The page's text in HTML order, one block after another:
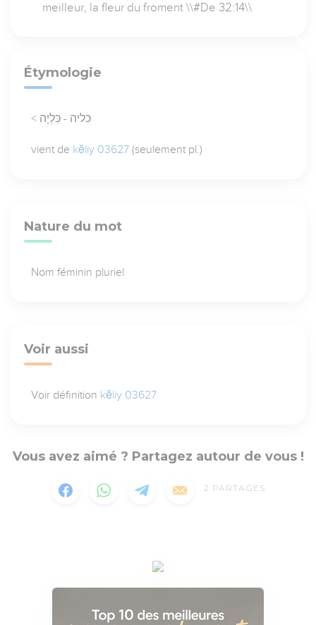
meilleur, la fleur du froment \\#De 32:14\\
Étymologie
< כליה - כִּלְיָה
vient de kĕliy 03627 (seulement pl.)
Nature du mot
Nom féminin pluriel
Voir aussi
Voir définition kĕliy 03627
Vous avez aimé ? Partagez autour de vous !
2 PARTAGES